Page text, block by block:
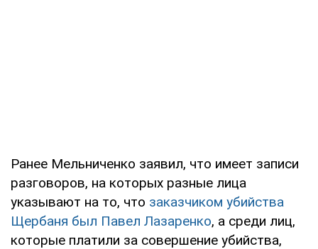
Ранее Мельниченко заявил, что имеет записи
разговоров, на которых разные лица
указывают на то, что заказчиком убийства
Щербаня был Павел Лазаренко, а среди лиц,
которые платили за совершение убийства,